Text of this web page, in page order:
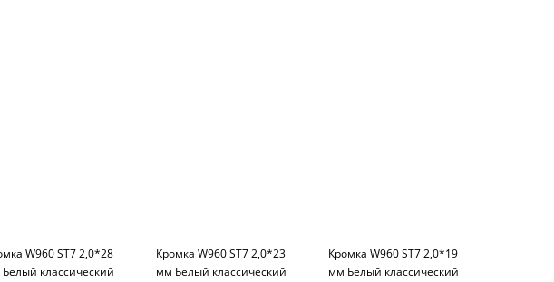
W960 ST7 2,0*28
классический
Кромка W960 ST7 2,0*23
мм Белый классический
Кромка W960 ST7 2,0*19
мм Белый классический